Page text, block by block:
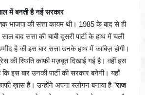
में बनती है नई सरकार
भाजपा की सत्ता कायम थी। 1985 के बाद से ही
बाद सत्ता की चाबी दूसरी पार्टी के हाथ में चली
है की इस बार सत्ता उनके हाथ में काबिज़ होगी।
की स्थिति काफी मज़बूत दिखाई गई है। वहीं इस
कि इस बार उनकी पार्टी की सरकार बनेगी। यहाँ
ख़ास है। उन्होंने अपना स्लोगन बनाया है "राज